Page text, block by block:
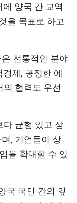
양국 간 교역
을 목표로 하고
전통적인 분야
제, 공정한 에
의 협력도 우선
다 균형 있고 상
, 기업들이 상
을 확대할 수 있
국 국민 간의 깊